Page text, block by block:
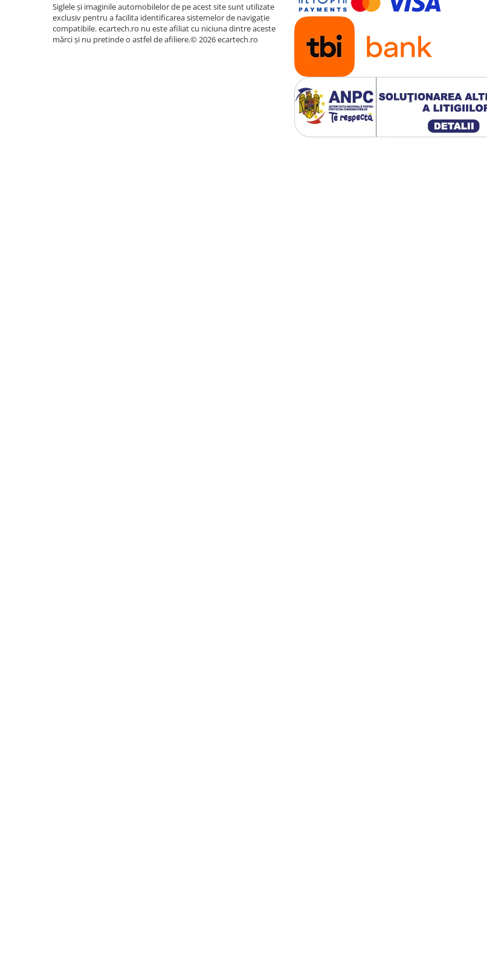
Aspirator
Camera Endoscop
Siglele și imaginile automobilelor de pe acest site sunt utilizate
exclusiv pentru a facilita identificarea sistemelor de navigație
compatibile. ecartech.ro nu este afiliat cu niciuna dintre aceste
mărci și nu pretinde o astfel de afiliere.© 2026 ecartech.ro